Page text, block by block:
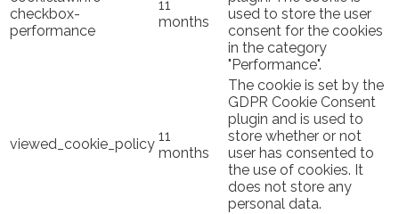
checkbox-
performance
11
months
used to store the user
consent for the cookies
in the category
"Performance".
viewed_cookie_policy 11
months
The cookie is set by the
GDPR Cookie Consent
plugin and is used to
store whether or not
user has consented to
the use of cookies. It
does not store any
personal data.